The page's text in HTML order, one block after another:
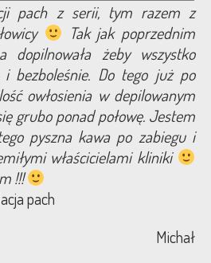
pach z serii, tym razem z
Tak jak poprzednim
dopilnowała żeby wszystko
i bezboleśnie. Do tego już po
owłosienia w depilowanym
grubo ponad połowę. Jestem
pyszna kawa po zabiegu i
właścicielami kliniki
!!!
pach
Michał